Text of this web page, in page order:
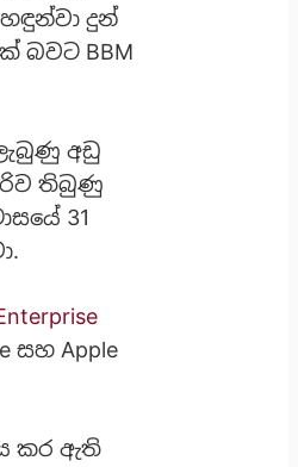
දුන්
බවට BBM
අඩු
තිබුණු
31
සහ Apple
කර ඇති